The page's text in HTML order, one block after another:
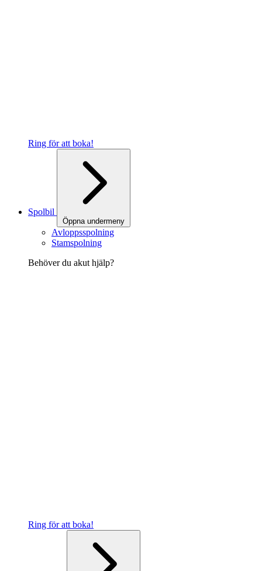
Ring för att boka!
Spolbil
Öppna undermeny
Avloppsspolning
Stamspolning
Behöver du akut hjälp?
Ring för att boka!